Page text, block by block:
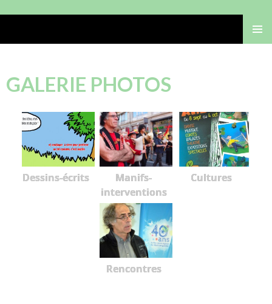
GALERIE PHOTOS
Dessins-écrits
Manifs-
interventions
Cultures
Rencontres